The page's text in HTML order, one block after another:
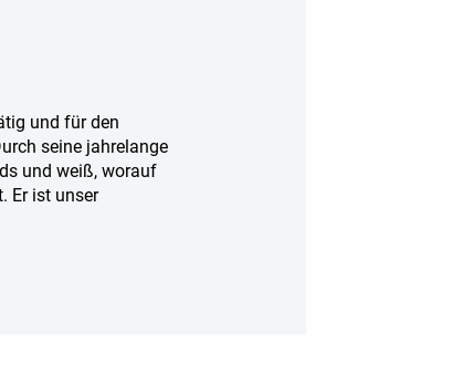
und für den
seine jahrelange
und weiß, worauf
Er ist unser